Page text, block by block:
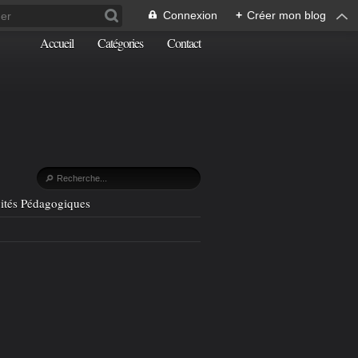
Connexion + Créer mon blog
Accueil Catégories Contact
Pédagogiques